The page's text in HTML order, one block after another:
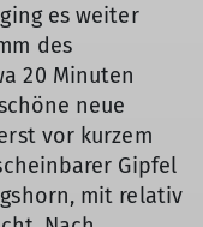
es weiter
des
20 Minuten
neue
vor kurzem
Gipfel
mit relativ